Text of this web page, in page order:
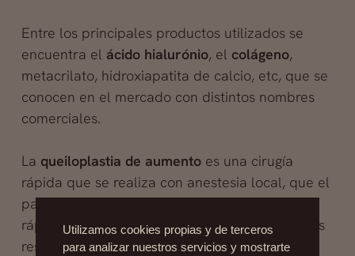
Entre los principales productos utilizados se
encuentra el ácido hialurónio, el colágeno,
metacrilato, hidroxiapatita de calcio, etc, que se
conocen en el mercado con distintos nombres
comerciales.
La queiloplastia de aumentoes una cirugía
rápida que se realiza con anestesia local, que el
paciente vuelve a sus actividades habituales
rápidamente y que en manos de un experto los
resultados son excepcionales.
Utilizamos cookies propias y de terceros
para analizar nuestros servicios y mostrarte